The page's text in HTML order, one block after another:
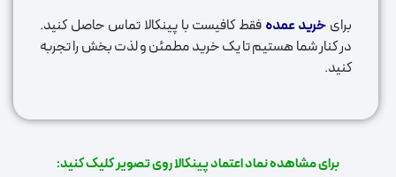
برای خرید عمده فقط کافیست با پینکالا تماس حاصل کنید.
در کنار شما هستیم تا یک خرید مطمئن و لذت بخش را تجربه
کنید.
برای مشاهده نماد اعتماد پینکالا روی تصویر کلیک کنید: